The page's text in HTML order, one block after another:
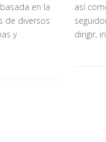
en la
de diversos
y
así
dirigir,